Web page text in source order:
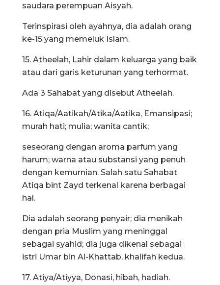
saudara perempuan Aisyah.
Terinspirasi oleh ayahnya, dia adalah orang
ke-15 yang memeluk Islam.
15. Atheelah, Lahir dalam keluarga yang baik
atau dari garis keturunan yang terhormat.
Ada 3 Sahabat yang disebut Atheelah.
16. Atiqa/Aatikah/Atika/Aatika, Emansipasi;
murah hati; mulia; wanita cantik;
seseorang dengan aroma parfum yang
harum; warna atau substansi yang penuh
dengan kemurnian. Salah satu Sahabat
Atiqa bint Zayd terkenal karena berbagai
hal.
Dia adalah seorang penyair; dia menikah
dengan pria Muslim yang meninggal
sebagai syahid; dia juga dikenal sebagai
istri Umar bin Al-Khattab, khalifah kedua.
17. Atiya/Atiyya, Donasi, hibah, hadiah.